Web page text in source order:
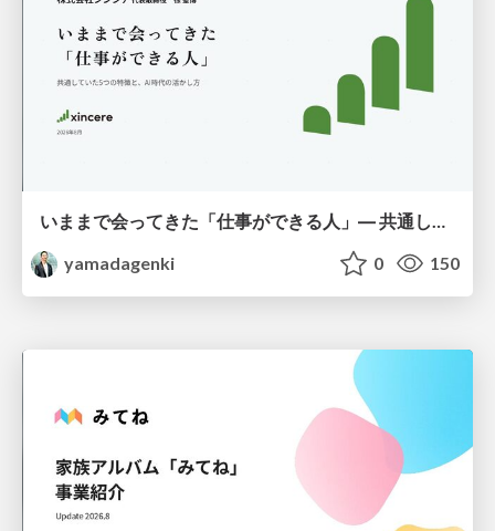
いままで会ってきた「仕事ができる人」― 共通していた5つの特徴とAI時代の活かし方
yamadagenki
0 150